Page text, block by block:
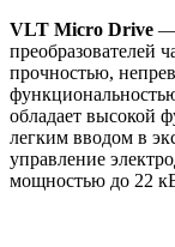
VLT Micro Drive —
преобразователей
прочностью,
обладает высокой
легким вводом в
управление
мощностью до 22